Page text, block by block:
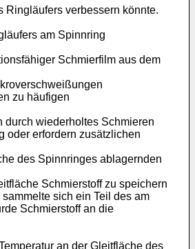
Ringläufers verbessern könnte.
am Spinnring
Schmierfilm aus dem
zu häufigen
durch wiederholtes Schmieren
oder erfordern zusätzlichen
des Spinnringes ablagernden
Schmierstoff zu speichern
sich ein Teil des am
Schmierstoff an die
an der Gleitfläche des